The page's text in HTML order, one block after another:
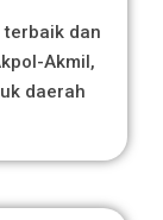
dan
Akmil,
daerah